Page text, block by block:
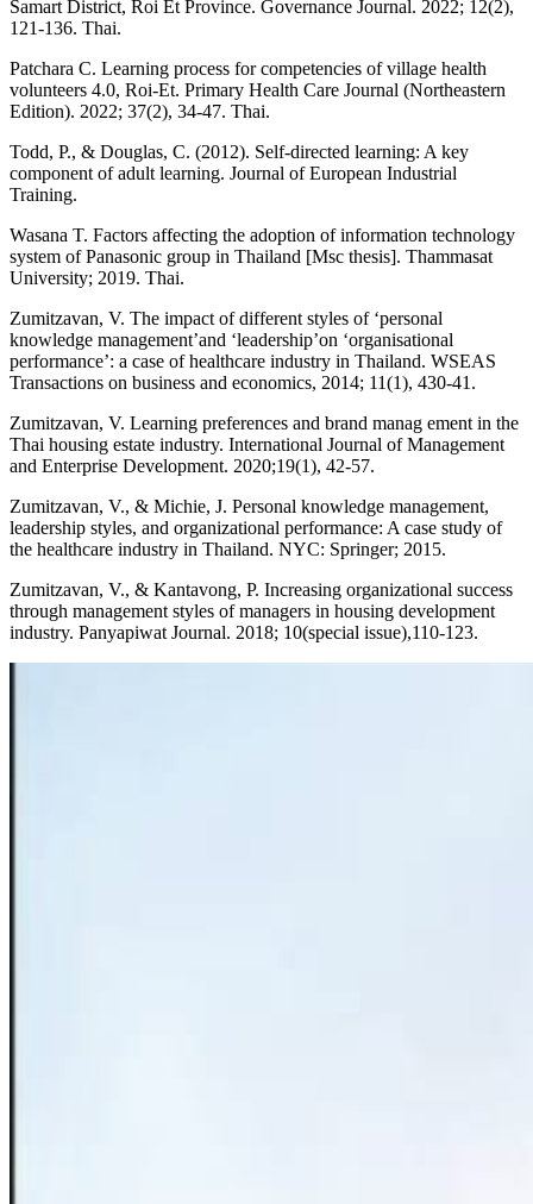
Samart District, Roi Et Province. Governance Journal. 2022; 12(2),
121-136. Thai.
Patchara C. Learning process for competencies of village health
volunteers 4.0, Roi-Et. Primary Health Care Journal (Northeastern
Edition). 2022; 37(2), 34-47. Thai.
Todd, P., & Douglas, C. (2012). Self-directed learning: A key
component of adult learning. Journal of European Industrial
Training.
Wasana T. Factors affecting the adoption of information technology
system of Panasonic group in Thailand [Msc thesis]. Thammasat
University; 2019. Thai.
Zumitzavan, V. The impact of different styles of ‘personal
knowledge management’and ‘leadership’on ‘organisational
performance’: a case of healthcare industry in Thailand. WSEAS
Transactions on business and economics, 2014; 11(1), 430-41.
Zumitzavan, V. Learning preferences and brand manag ement in the
Thai housing estate industry. International Journal of Management
and Enterprise Development. 2020;19(1), 42-57.
Zumitzavan, V., & Michie, J. Personal knowledge management,
leadership styles, and organizational performance: A case study of
the healthcare industry in Thailand. NYC: Springer; 2015.
Zumitzavan, V., & Kantavong, P. Increasing organizational success
through management styles of managers in housing development
industry. Panyapiwat Journal. 2018; 10(special issue),110-123.